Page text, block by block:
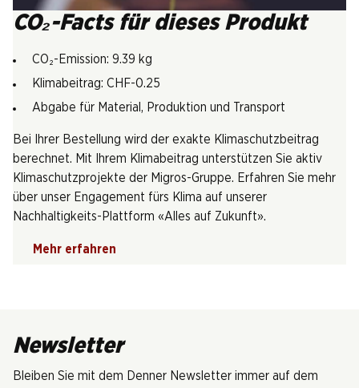
CO₂-Facts für dieses Produkt
CO₂-Emission: 9.39 kg
Klimabeitrag: CHF-0.25
Abgabe für Material, Produktion und Transport
Bei Ihrer Bestellung wird der exakte Klimaschutzbeitrag
berechnet. Mit Ihrem Klimabeitrag unterstützen Sie aktiv
Klimaschutzprojekte der Migros-Gruppe. Erfahren Sie mehr
über unser Engagement fürs Klima auf unserer
Nachhaltigkeits-Plattform «Alles auf Zukunft».
Mehr erfahren
Newsletter
Bleiben Sie mit dem Denner Newsletter immer auf dem